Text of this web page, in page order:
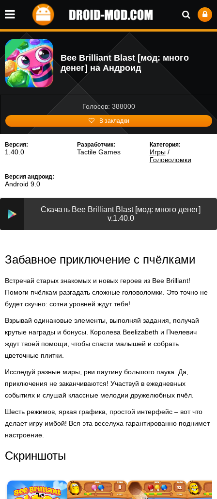
Bee Brilliant Blast [мод: много
денег] на Андроид
Голосов: 388000
В закладки
Версия:
1.40.0
Разработчик:
Tactile Games
Категория:
Игры/
Головоломки
Версия андроид:
Android 9.0
Скачать Bee Brilliant Blast [мод: много денег]
v.1.40.0
Забавное приключение с пчёлками
Встречай старых знакомых и новых героев из Bee Brilliant!
Помоги пчёлкам разгадать сложные головоломки. Это точно не
будет скучно: сотни уровней ждут тебя!
Взрывай одинаковые элементы, выполняй задания, получай
крутые награды и бонусы. Королева Beelizabeth и Пчелевич
ждут твоей помощи, чтобы спасти малышей и собрать
цветочные плитки.
Исследуй разные миры, рви паутину большого паука. Да,
приключения не заканчиваются! Участвуй в ежедневных
событиях и слушай классные мелодии дружелюбных пчёл.
Шесть режимов, яркая графика, простой интерфейс – вот что
делает игру имбой! Вся эта веселуха гарантированно поднимет
настроение.
Скриншоты